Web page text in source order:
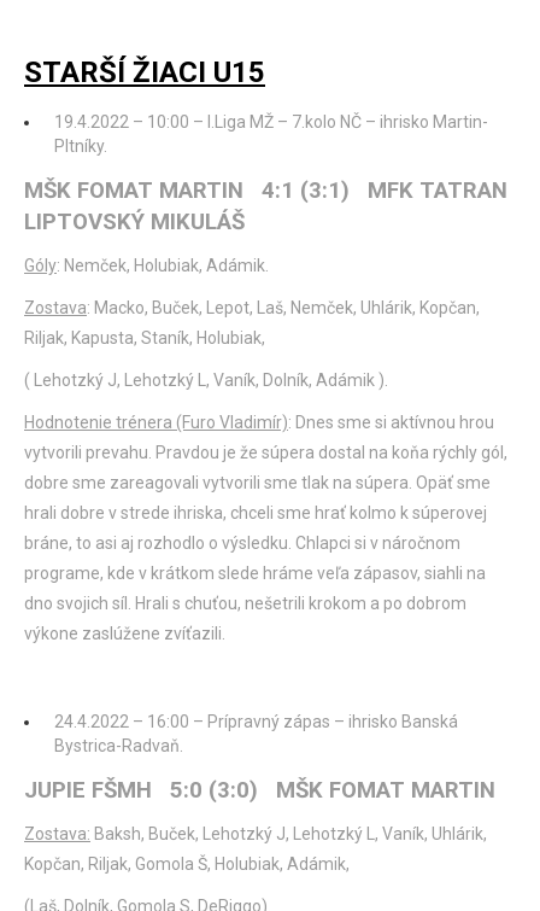
STARŠÍ ŽIACI U15
19.4.2022 – 10:00 – I.Liga MŽ – 7.kolo NČ – ihrisko Martin-
Pltníky.
MŠK FOMAT MARTIN 4:1 (3:1) MFK TATRAN
LIPTOVSKÝ MIKULÁŠ
Góly: Nemček, Holubiak, Adámik.
Zostava: Macko, Buček, Lepot, Laš, Nemček, Uhlárik, Kopčan,
Riljak, Kapusta, Staník, Holubiak,
( Lehotzký J, Lehotzký L, Vaník, Dolník, Adámik ).
Hodnotenie trénera (Furo Vladimír): Dnes sme si aktívnou hrou
vytvorili prevahu. Pravdou je že súpera dostal na koňa rýchly gól,
dobre sme zareagovali vytvorili sme tlak na súpera. Opäť sme
hrali dobre v strede ihriska, chceli sme hrať kolmo k súperovej
bráne, to asi aj rozhodlo o výsledku. Chlapci si v náročnom
programe, kde v krátkom slede hráme veľa zápasov, siahli na
dno svojich síl. Hrali s chuťou, nešetrili krokom a po dobrom
výkone zaslúžene zvíťazili.
24.4.2022 – 16:00 – Prípravný zápas – ihrisko Banská
Bystrica-Radvaň.
JUPIE FŠMH 5:0 (3:0) MŠK FOMAT MARTIN
Zostava: Baksh, Buček, Lehotzký J, Lehotzký L, Vaník, Uhlárik,
Kopčan, Riljak, Gomola Š, Holubiak, Adámik,
(Laš, Dolník, Gomola S, DeRiggo).